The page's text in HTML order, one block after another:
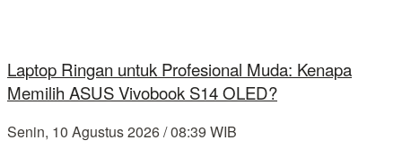
Laptop Ringan untuk Profesional Muda: Kenapa
Memilih ASUS Vivobook S14 OLED?
Senin, 10 Agustus 2026 / 08:39 WIB